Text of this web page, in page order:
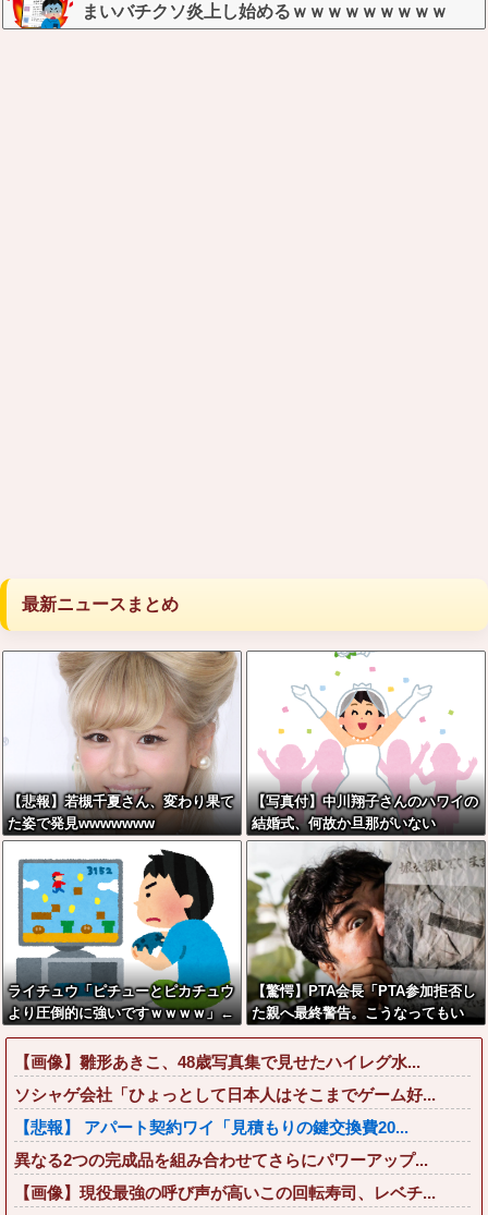
まいバチクソ炎上し始めるｗｗｗｗｗｗｗｗｗ
最新ニュースまとめ
【悲報】若槻千夏さん、変わり果て
た姿で発見wwwwwww
【写真付】中川翔子さんのハワイの
結婚式、何故か旦那がいない
ライチュウ「ピチューとピカチュウ
より圧倒的に強いですｗｗｗｗ」←
こいつが不人気な理由
【驚愕】PTA会長「PTA参加拒否し
た親へ最終警告。こうなってもい
い？」←コレはどっちが悪いのか？
大論争が巻き起こってしまう…
【画像】雛形あきこ、48歳写真集で見せたハイレグ水...
ソシャゲ会社「ひょっとして日本人はそこまでゲーム好...
【悲報】 アパート契約ワイ「見積もりの鍵交換費20...
異なる2つの完成品を組み合わせてさらにパワーアップ...
【画像】現役最強の呼び声が高いこの回転寿司、レベチ...